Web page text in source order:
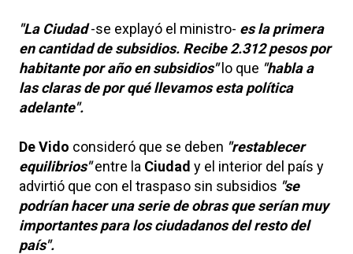
"La Ciudad-se explayó el ministro- es la primera
en cantidad de subsidios. Recibe 2.312 pesos por
habitante por año en subsidios" lo que "habla a
las claras de por qué llevamos esta política
adelante".
De Vido consideró que se deben "restablecer
equilibrios"entre la Ciudad y el interior del país y
advirtió que con el traspaso sin subsidios "se
podrían hacer una serie de obras que serían muy
importantes para los ciudadanos del resto del
país".